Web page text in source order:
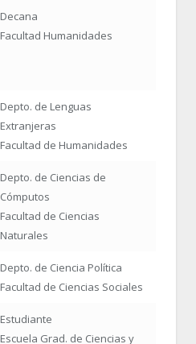
Decana
Facultad Humanidades
Depto. de Lenguas
Extranjeras
Facultad de Humanidades
Depto. de Ciencias de
Cómputos
Facultad de Ciencias
Naturales
Depto. de Ciencia Política
Facultad de Ciencias Sociales
Estudiante
Escuela Grad. de Ciencias y